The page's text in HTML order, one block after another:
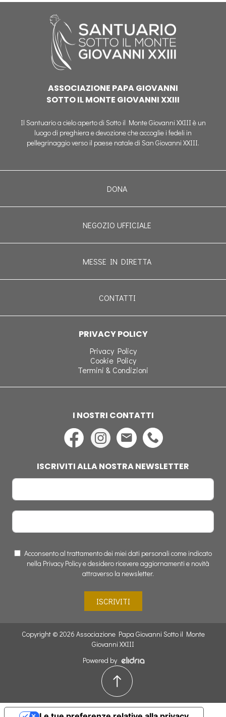
ASSOCIAZIONE PAPA GIOVANNI
SOTTO IL MONTE GIOVANNI XXIII
Il Santuario a cielo aperto di Sotto il Monte Giovanni XXIII è un
luogo di preghiera e devozione che accoglie i fedeli in
pellegrinaggio verso il paese natale di San Giovanni XXIII.
DONA
NEGOZIO UFFICIALE
MESSE IN DIRETTA
CONTATTI
PRIVACY POLICY
Privacy Policy
Cookie Policy
Termini & Condizioni
I NOSTRI CONTATTI
ISCRIVITI ALLA NOSTRA NEWSLETTER
Acconsento al trattamento dei miei dati personali come indicato
nella Privacy Policy e desidero ricevere aggiornamenti e novità
attraverso la newsletter.
ISCRIVITI
Copyright © 2026 Associazione Papa Giovanni Sotto il Monte
Giovanni XXIII
Powered by